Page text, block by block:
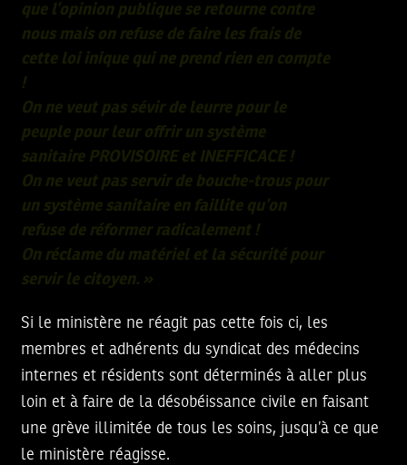
que l’opinion publique se retourne contre
nous mais on refuse de faire les frais de
cette loi inique qui ne prend rien en compte
!
On ne veut pas sévir de leurre pour le
peuple pour leur offrir un système
sanitaire PROVISOIRE et INEFFICACE !
On ne veut pas servir de bouche-trous pour
un système sanitaire en faillite qu’on
refuse de réformer radicalement !
On réclame du matériel et la sécurité pour
servir le citoyen. »
Si le ministère ne réagit pas cette fois ci, les
membres et adhérents du syndicat des médecins
internes et résidents sont déterminés à aller plus
loin et à faire de la désobéissance civile en faisant
une grève illimitée de tous les soins, jusqu’à ce que
le ministère réagisse.